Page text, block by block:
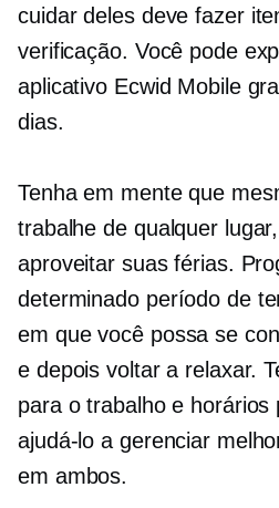
cuidar deles deve fazer
verificação. Você pode
aplicativo Ecwid Mobile
dias.
Tenha em mente que
trabalhe de qualquer
aproveitar suas férias.
determinado período de
em que você possa se
e depois voltar a relaxar.
para o trabalho e horários
ajudá-lo a gerenciar
em ambos.